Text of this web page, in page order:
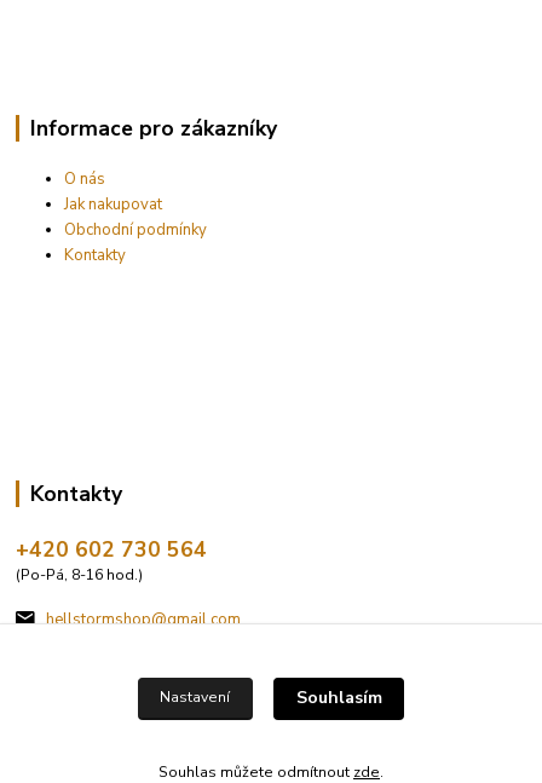
Informace pro zákazníky
O nás
Jak nakupovat
Obchodní podmínky
Kontakty
Kontakty
+420 602 730 564
(Po-Pá, 8-16 hod.)
hellstormshop@gmail.com
Nastavení Souhlasím
Souhlas můžete odmítnout zde.